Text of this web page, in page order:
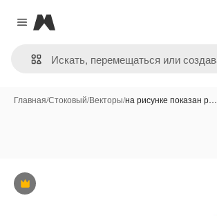
Close menu
Magnific
Главная/Стоковый/Векторы/на рисунке показан р…
Премиум